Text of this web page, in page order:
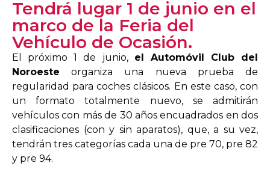
Tendrá lugar 1 de junio en el
marco de la Feria del
Vehículo de Ocasión.
El próximo 1 de junio, el Automóvil Club del
Noroeste organiza una nueva prueba de
regularidad para coches clásicos. En este caso, con
un formato totalmente nuevo, se admitirán
vehículos con más de 30 años encuadrados en dos
clasificaciones (con y sin aparatos), que, a su vez,
tendrán tres categorías cada una de pre 70, pre 82
y pre 94.